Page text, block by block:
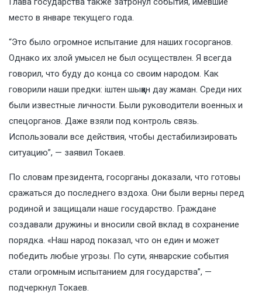
место в январе текущего года.
“Это было огромное испытание для наших госорганов.
Однако их злой умысел не был осуществлен. Я всегда
говорил, что буду до конца со своим народом. Как
говорили наши предки: iштен шыққан дау жаман. Среди них
были известные личности. Были руководители военных и
спецорганов. Даже взяли под контроль связь.
Использовали все действия, чтобы дестабилизировать
ситуацию”, — заявил Токаев.
По словам президента, госорганы доказали, что готовы
сражаться до последнего вздоха. Они были верны перед
родиной и защищали наше государство. Граждане
создавали дружины и вносили свой вклад в сохранение
порядка. «Наш народ показал, что он един и может
победить любые угрозы. По сути, январские события
стали огромным испытанием для государства”, —
подчеркнул Токаев.